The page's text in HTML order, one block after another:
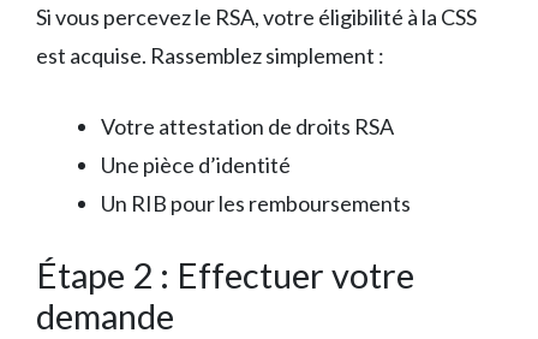
Si vous percevez le RSA, votre éligibilité à la CSS
est acquise. Rassemblez simplement :
Votre attestation de droits RSA
Une pièce d’identité
Un RIB pour les remboursements
Étape 2 : Effectuer votre
demande